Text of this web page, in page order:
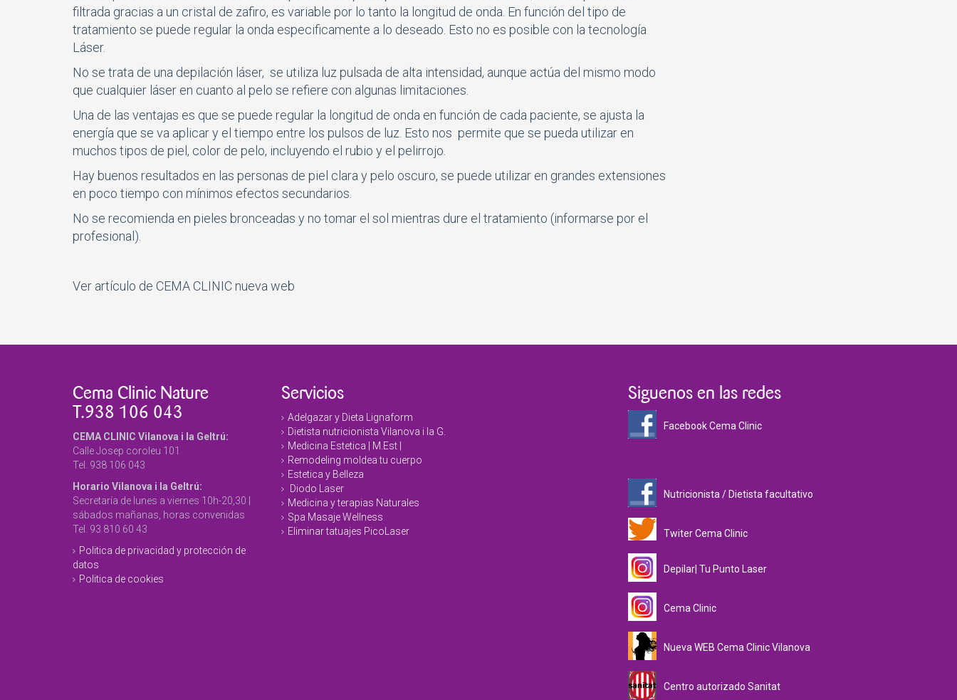
filtrada gracias a un cristal de zafiro, es variable por lo tanto la longitud de onda. En función del tipo de
tratamiento se puede regular la onda especificamente a lo deseado. Esto no es posible con la tecnología
Láser.
No se trata de una depilación láser, se utiliza luz pulsada de alta intensidad, aunque actúa del mismo modo
que cualquier láser en cuanto al pelo se refiere con algunas limitaciones.
Una de las ventajas es que se puede regular la longitud de onda en función de cada paciente, se ajusta la
energía que se va aplicar y el tiempo entre los pulsos de luz. Esto nos permite que se pueda utilizar en
muchos tipos de piel, color de pelo, incluyendo el rubio y el pelirrojo.
Hay buenos resultados en las personas de piel clara y pelo oscuro, se puede utilizar en grandes extensiones
en poco tiempo con mínimos efectos secundarios.
No se recomienda en pieles bronceadas y no tomar el sol mientras dure el tratamiento (informarse por el
profesional).
Ver artículo de CEMA CLINIC nueva web
Cema Clinic Nature
T.938 106 043
CEMA CLINIC Vilanova i la Geltrú:
Calle Josep coroleu 101
Tel. 938 106 043
Horario Vilanova i la Geltrú:
Secretaría de lunes a viernes 10h-20,30 |
sábados mañanas, horas convenidas
Tel. 93 810 60 43
Politica de privacidad y protección de
datos
Politica de cookies
Servicios
Adelgazar y Dieta Lignaform
Dietista nutricionista Vilanova i la G.
Medicina Estetica | M.Est |
Remodeling moldea tu cuerpo
Estetica y Belleza
Diodo Laser
Medicina y terapias Naturales
Spa Masaje Wellness
Eliminar tatuajes PicoLaser
Siguenos en las redes
Facebook Cema Clinic
Nutricionista / Dietista facultativo
Twiter Cema Clinic
Depilar| Tu Punto Laser
Cema Clinic
Nueva WEB Cema Clinic Vilanova
Centro autorizado Sanitat